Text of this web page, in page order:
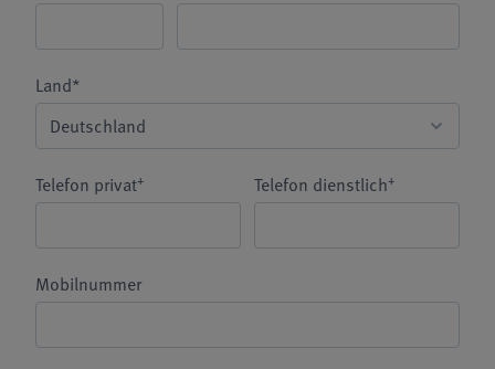
Land*
Telefon privat+ Telefon dienstlich+
Mobilnummer